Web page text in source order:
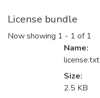
License bundle
Now showing 1 - 1 of 1
Name:
license.txt
Size:
2.5 KB